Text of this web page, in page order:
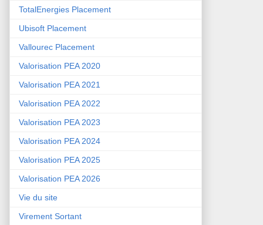
TotalEnergies Placement
Ubisoft Placement
Vallourec Placement
Valorisation PEA 2020
Valorisation PEA 2021
Valorisation PEA 2022
Valorisation PEA 2023
Valorisation PEA 2024
Valorisation PEA 2025
Valorisation PEA 2026
Vie du site
Virement Sortant